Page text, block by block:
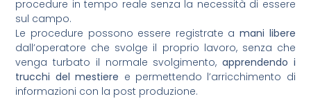
procedure in tempo reale senza la necessità di essere
sul campo.
Le procedure possono essere registrate amani libere
dall’operatore che svolge il proprio lavoro, senza che
venga turbato il normale svolgimento, apprendendo i
trucchi del mestiere e permettendo l’arricchimento di
informazioni con la post produzione.